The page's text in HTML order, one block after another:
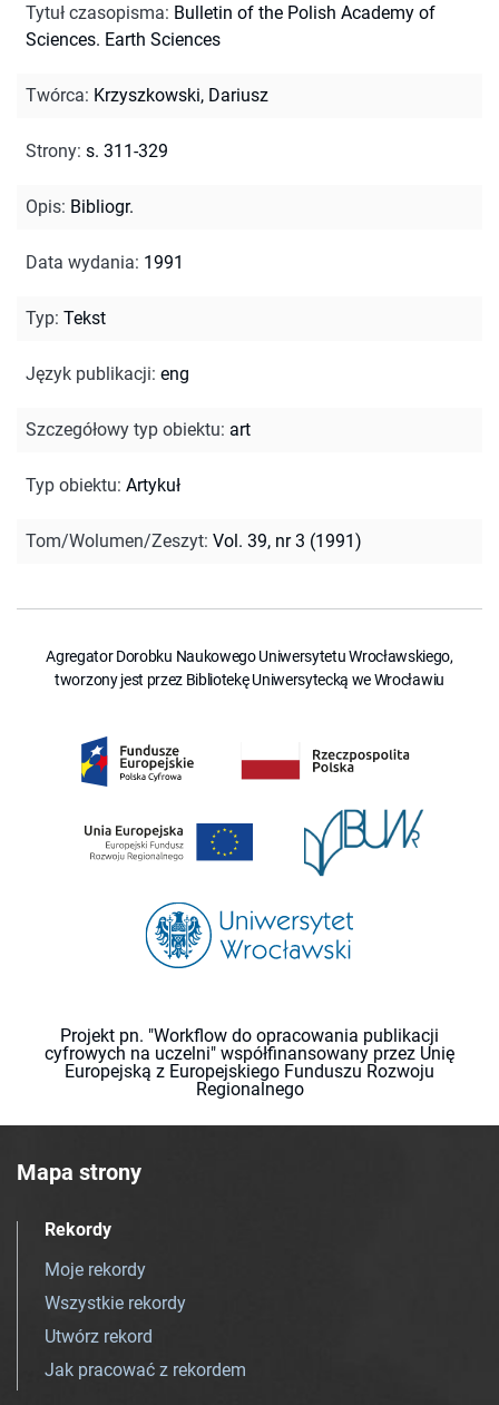
Tytuł czasopisma: Bulletin of the Polish Academy of
Sciences. Earth Sciences
Twórca: Krzyszkowski, Dariusz
Strony: s. 311-329
Opis: Bibliogr.
Data wydania: 1991
Typ: Tekst
Język publikacji: eng
Szczegółowy typ obiektu: art
Typ obiektu: Artykuł
Tom/Wolumen/Zeszyt: Vol. 39, nr 3 (1991)
Agregator Dorobku Naukowego Uniwersytetu Wrocławskiego,
tworzony jest przez Bibliotekę Uniwersytecką we Wrocławiu
Projekt pn. "Workflow do opracowania publikacji
cyfrowych na uczelni" współfinansowany przez Unię
Europejską z Europejskiego Funduszu Rozwoju
Regionalnego
Mapa strony
Rekordy
Moje rekordy
Wszystkie rekordy
Utwórz rekord
Jak pracować z rekordem